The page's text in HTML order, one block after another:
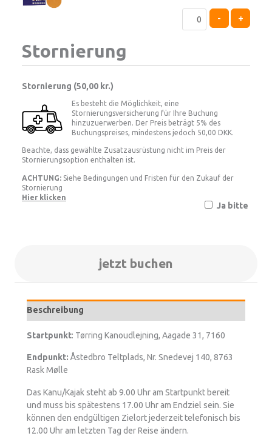
Beschreibung
Startpunkt: Tørring Kanoudlejning, Aagade 31, 7160
Endpunkt: Åstedbro Teltplads, Nr. Snedevej 140, 8763
Rask Mølle
Das Kanu/Kajak steht ab 9.00 Uhr am Startpunkt bereit
und muss bis spätestens 17.00 Uhr am Endziel sein. Sie
können den endgültigen Zielort jederzeit telefonisch bis
12.00 Uhr am letzten Tag der Reise ändern.
- +
Stornierung
Stornierung (50,00 kr.)
Es besteht die Möglichkeit, eine
Stornierungsversicherung für Ihre Buchung
hinzuzuerwerben. Der Preis beträgt 5% des
Buchungspreises, mindestens jedoch 50,00 DKK.
Beachte, dass gewählte Zusatzausrüstung nicht im Preis der
Stornierungsoption enthalten ist.
ACHTUNG: Siehe Bedingungen und Fristen für den Zukauf der
Stornierung
Hier klicken
Ja bitte
jetzt buchen